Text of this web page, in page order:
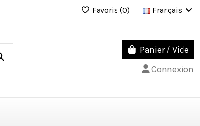
Favoris (0) Français
Panier / Vide
Connexion